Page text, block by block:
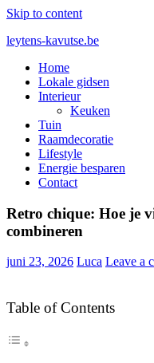
Skip to content
leytens-kavutse.be
Blog interieurstyling: Hoe je
Home
Lokale gidsen
Interieur
Keuken
Tuin
Raamdecoratie
Lifestyle
Energie besparen
Contact
Retro chique: Hoe je
combineren
juni 23, 2026 Luca Leave a
Table of Contents